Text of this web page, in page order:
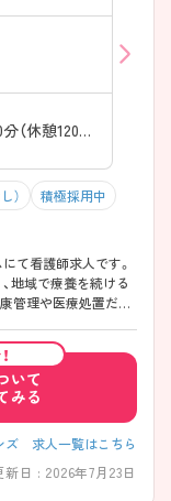
就業時間1:17時00分～09時00分（休憩120分）
） 積極採用中
て看護師求人です。
地域で療養を続ける
管理や医療処置だけ
報や面接のポイント
ませ。
いて
みる
ズ 求人一覧はこちら
新日 : 2026年7月23日